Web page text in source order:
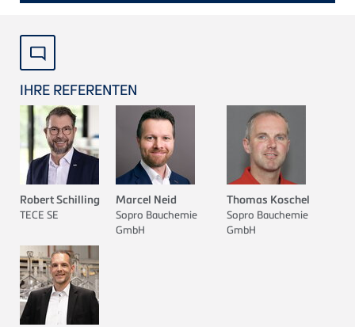
IHRE REFERENTEN
Robert Schilling
TECE SE
Marcel Neid
Sopro Bauchemie
GmbH
Thomas Koschel
Sopro Bauchemie
GmbH